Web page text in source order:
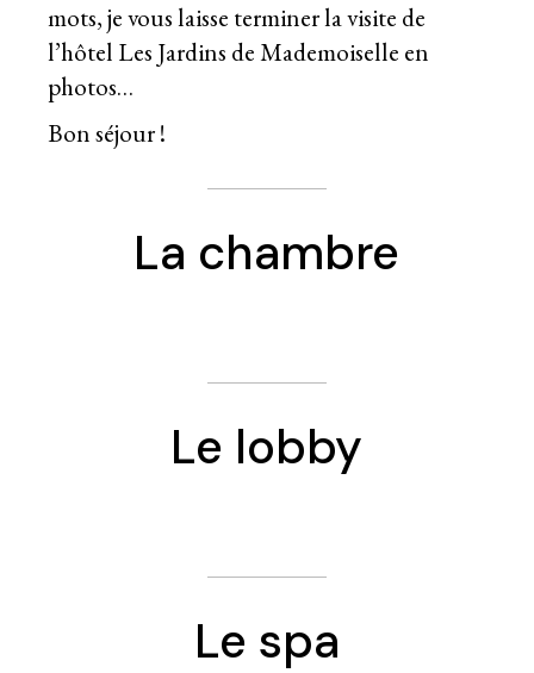
mots, je vous laisse terminer la visite de
l’hôtel Les Jardins de Mademoiselle en
photos…
Bon séjour !
La chambre
Le lobby
Le spa